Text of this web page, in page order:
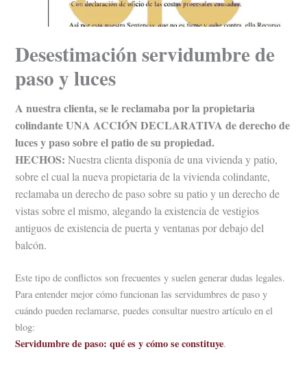
Desestimación servidumbre de
paso y luces
A nuestra clienta, se le reclamaba por la propietaria
colindante UNA ACCIÓN DECLARATIVA de derecho de
luces y paso sobre el patio de su propiedad.
HECHOS: Nuestra clienta disponía de una vivienda y patio,
sobre el cual la nueva propietaria de la vivienda colindante,
reclamaba un derecho de paso sobre su patio y un derecho de
vistas sobre el mismo, alegando la existencia de vestigios
antiguos de existencia de puerta y ventanas por debajo del
balcón.
Este tipo de conflictos son frecuentes y suelen generar dudas legales.
Para entender mejor cómo funcionan las servidumbres de paso y
cuándo pueden reclamarse, puedes consultar nuestro artículo en el
blog:
Servidumbre de paso: qué es y cómo se constituye.